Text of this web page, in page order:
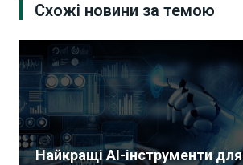
Схожі новини за темою
Найкращі AI-інструменти для